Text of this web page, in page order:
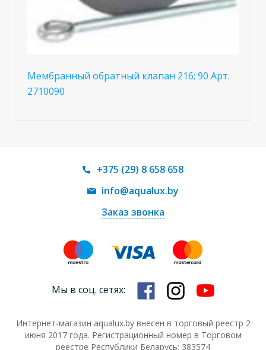
Мембранный обратный клапан 216; 90 Арт.
2710090
+375 (29) 8 658 658
info@aqualux.by
Заказ звонка
Мы в соц. сетях:
Интернет-магазин aqualux.by внесен в торговый реестр 2
июня 2017 года. Регистрационный номер в Торговом
реестре Республики Беларусь: 383574